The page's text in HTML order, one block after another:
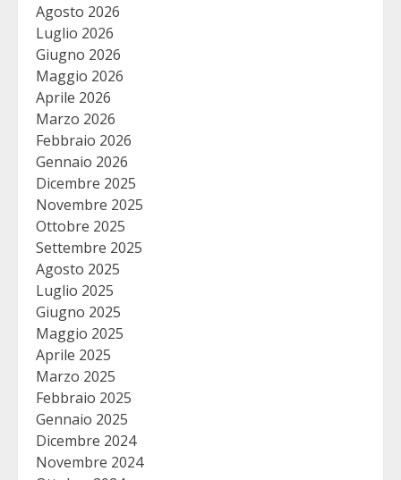
Agosto 2026
Luglio 2026
Giugno 2026
Maggio 2026
Aprile 2026
Marzo 2026
Febbraio 2026
Gennaio 2026
Dicembre 2025
Novembre 2025
Ottobre 2025
Settembre 2025
Agosto 2025
Luglio 2025
Giugno 2025
Maggio 2025
Aprile 2025
Marzo 2025
Febbraio 2025
Gennaio 2025
Dicembre 2024
Novembre 2024